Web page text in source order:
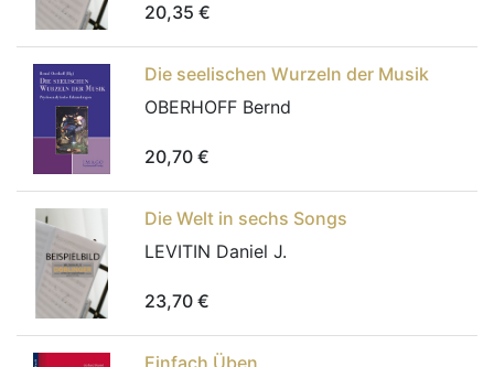
20,35 €
Die seelischen Wurzeln der Musik
OBERHOFF Bernd
20,70 €
Die Welt in sechs Songs
LEVITIN Daniel J.
23,70 €
Einfach Üben